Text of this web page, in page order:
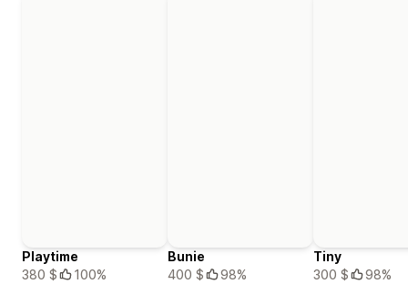
Playtime
380 $
100%
Bunie
400 $
98%
Tiny
300 $
98%